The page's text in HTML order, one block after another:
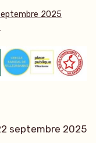
2025
septembre 2025